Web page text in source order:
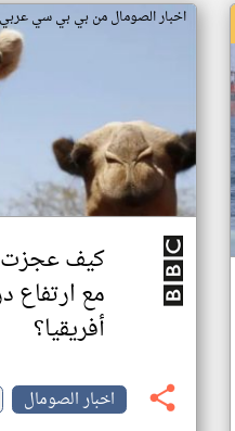
اخبار الصومال من بي بي سي عربي
كيف عجزت
مع ارتفاع
أفريقيا؟
اخبار الصومال